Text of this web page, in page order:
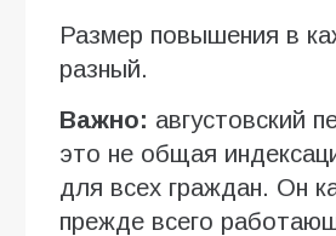
Размер повышения в
разный.
Важно: августовский
это не общая
для всех граждан. Он
прежде всего